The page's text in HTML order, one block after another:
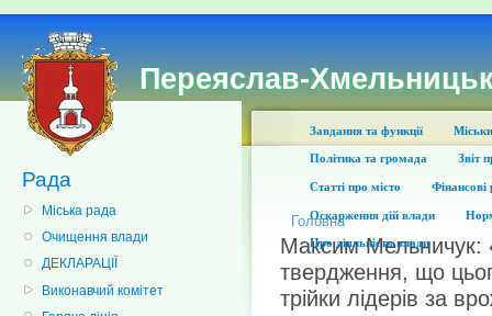
Переяслав-
Рада
Міська рада
Очищення влади
ДЕКЛАРАЦІЇ
Виконавчий комітет
Завдання та функції
Політика та громада Звіт
Статті про місто Фінансові
Оскарження дій влади
Про діяльність влади
Головна
Максим Мельничук:
твердження, що
трійки лідерів за